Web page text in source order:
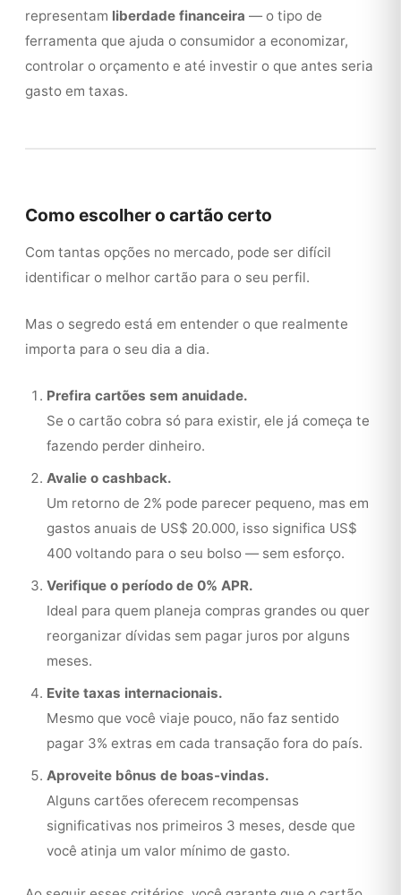
representam liberdade financeira — o tipo de
ferramenta que ajuda o consumidor a economizar,
controlar o orçamento e até investir o que antes seria
gasto em taxas.
Como escolher o cartão certo
Com tantas opções no mercado, pode ser difícil
identificar o melhor cartão para o seu perfil.
Mas o segredo está em entender o que realmente
importa para o seu dia a dia.
Prefira cartões sem anuidade.
Se o cartão cobra só para existir, ele já começa te
fazendo perder dinheiro.
Avalie o cashback.
Um retorno de 2% pode parecer pequeno, mas em
gastos anuais de US$ 20.000, isso significa US$
400 voltando para o seu bolso — sem esforço.
Verifique o período de 0% APR.
Ideal para quem planeja compras grandes ou quer
reorganizar dívidas sem pagar juros por alguns
meses.
Evite taxas internacionais.
Mesmo que você viaje pouco, não faz sentido
pagar 3% extras em cada transação fora do país.
Aproveite bônus de boas-vindas.
Alguns cartões oferecem recompensas
significativas nos primeiros 3 meses, desde que
você atinja um valor mínimo de gasto.